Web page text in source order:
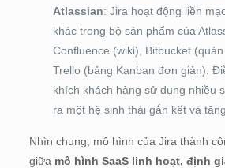
Atlassian: Jira hoạt động liền
khác trong bộ sản phẩm của
Confluence (wiki), Bitbucket
Trello (bảng Kanban đơn giản).
khích khách hàng sử dụng nhiều
ra một hệ sinh thái gắn kết và
Nhìn chung, mô hình của Jira thành
giữa mô hình SaaS linh hoạt, định